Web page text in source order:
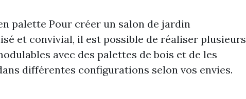
palette Pour créer un salon de jardin
et convivial, il est possible de réaliser plusieurs
avec des palettes de bois et de les
différentes configurations selon vos envies.